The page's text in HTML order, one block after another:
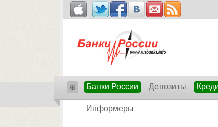
⊕ Банки России Депозиты
Информеры